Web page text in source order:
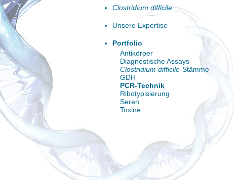
Clostridium difficile
Unsere Expertise
Portfolio
Antikörper
Diagnostische Assays
Clostridium difficile-Stämme
GDH
PCR-Technik
Ribotypisierung
Seren
Toxine